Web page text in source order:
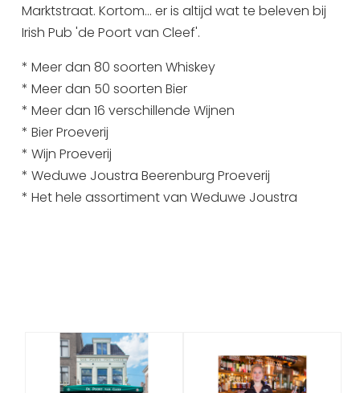
Webcams
De leukste routes
Interactieve plattegrond van Sneek
Winkelen in Sneek
Bootverhuur
Marktstraat. Kortom... er is altijd wat te beleven bij
Irish Pub 'de Poort van Cleef'.
* Meer dan 80 soorten Whiskey
* Meer dan 50 soorten Bier
* Meer dan 16 verschillende Wijnen
* Bier Proeverij
* Wijn Proeverij
* Weduwe Joustra Beerenburg Proeverij
* Het hele assortiment van Weduwe Joustra